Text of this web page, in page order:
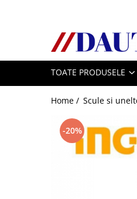
Toate Produsele
Bullbare, Suporti lumini
Accesorii inox
TOATE PRODUSELE
Home / Scule si
-20%